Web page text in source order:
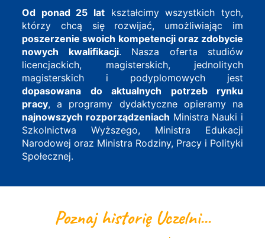
Od ponad 25 lat kształcimy wszystkich tych,
którzy chcą się rozwijać, umożliwiając im
poszerzenie swoich kompetencji oraz zdobycie
nowych kwalifikacji. Nasza oferta studiów
licencjackich, magisterskich, jednolitych
magisterskich i podyplomowych jest
dopasowana do aktualnych potrzeb rynku
pracy, a programy dydaktyczne opieramy na
najnowszych rozporządzeniach Ministra Nauki i
Szkolnictwa Wyższego, Ministra Edukacji
Narodowej oraz Ministra Rodziny, Pracy i Polityki
Społecznej.
Poznaj historię Uczelni...